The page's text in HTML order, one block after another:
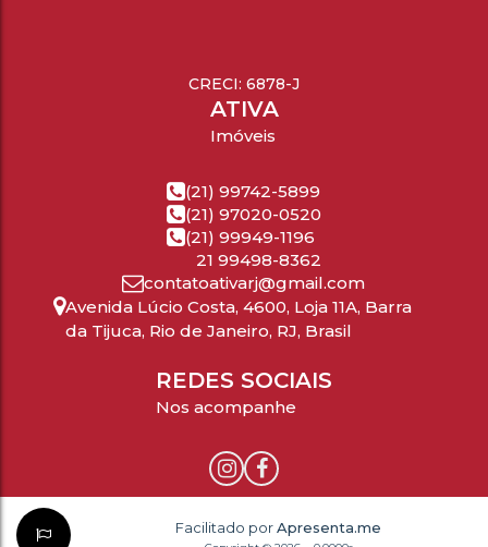
CRECI: 6878-J
ATIVA
Imóveis
(21) 99742-5899
(21) 97020-0520
(21) 99949-1196
21 99498-8362
contatoativarj@gmail.com
Avenida Lúcio Costa, 4600, Loja 11A, Barra
da Tijuca, Rio de Janeiro, RJ, Brasil
REDES SOCIAIS
Nos acompanhe
Facilitado porApresenta.me